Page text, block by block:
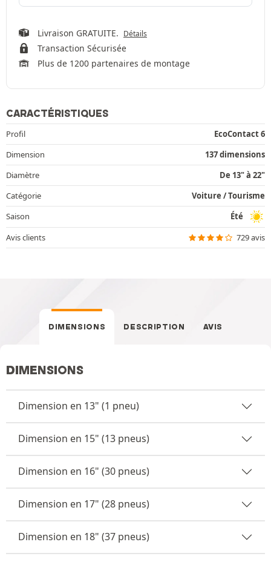
Livraison GRATUITE. Détails
Transaction Sécurisée
Plus de 1200 partenaires de montage
CARACTÉRISTIQUES
Profil
EcoContact 6
Dimension
137 dimensions
Diamètre
De 13" à 22"
Catégorie
Voiture / Tourisme
Saison
Été
Avis clients
729 avis
DIMENSIONS DESCRIPTION AVIS
DIMENSIONS
Dimension en 13" (1 pneu)
Dimension en 15" (13 pneus)
Dimension en 16" (30 pneus)
Dimension en 17" (28 pneus)
Dimension en 18" (37 pneus)